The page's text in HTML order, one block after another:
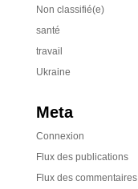
Non classifié(e)
santé
travail
Ukraine
Meta
Connexion
Flux des publications
Flux des commentaires